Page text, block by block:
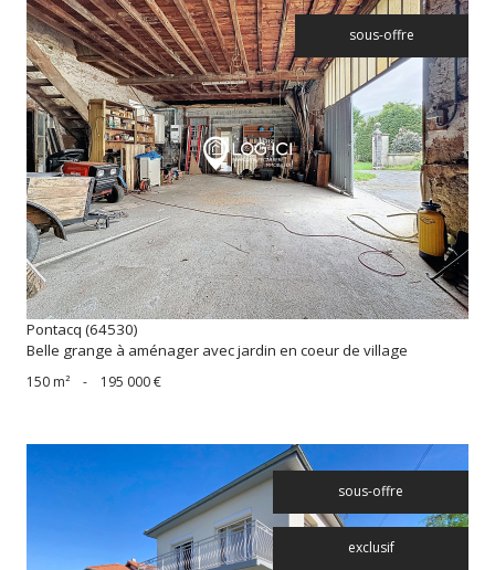
sous-offre
voir le bien
Pontacq (64530)
Belle grange à aménager avec jardin en coeur de village
150 m² - 195 000 €
sous-offre
exclusif